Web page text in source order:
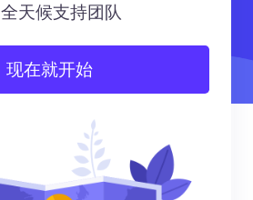
全天候支持团队
现在就开始